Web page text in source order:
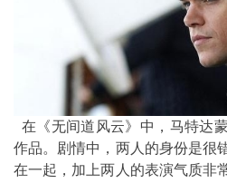
在《无间道风云》中，马特达
作品。剧情中，两人的身份是很
在一起，加上两人的表演气质非